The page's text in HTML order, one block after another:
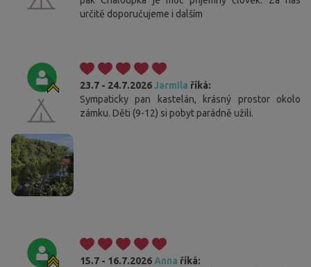
určitě doporučujeme i dalším
23.7 - 24.7.2026Jarmila říká:
Sympaticky pan kastelán, krásný prostor okolo
zámku. Děti (9-12) si pobyt parádně užili.
15.7 - 16.7.2026 Anna říká: